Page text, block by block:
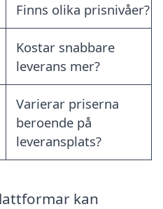
Finns olika prisnivåer?
Kostar snabbare
leverans mer?
Varierar priserna
beroende på
leveransplats?
kan